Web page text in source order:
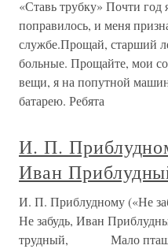
«Ставь трубку» Почти год
поправилось, и меня
службе.Прощай, старший
больные. Прощайте, мои
вещи, я на попутной
батарею. Ребята
И. П.
Иван
И. П. Приблудному («Не
Не забудь, Иван
трудный, Мало